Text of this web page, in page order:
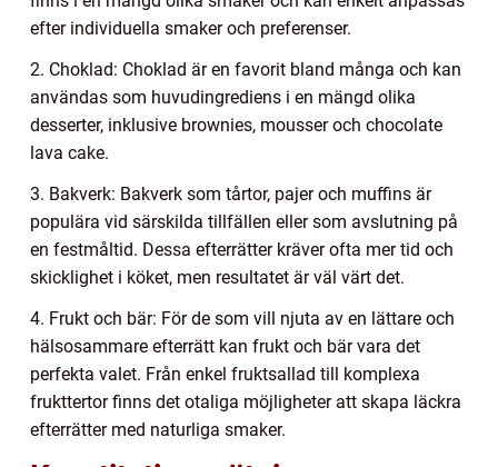
efter individuella smaker och preferenser.
2. Choklad: Choklad är en favorit bland många och kan
användas som huvudingrediens i en mängd olika
desserter, inklusive brownies, mousser och chocolate
lava cake.
3. Bakverk: Bakverk som tårtor, pajer och muffins är
populära vid särskilda tillfällen eller som avslutning på
en festmåltid. Dessa efterrätter kräver ofta mer tid och
skicklighet i köket, men resultatet är väl värt det.
4. Frukt och bär: För de som vill njuta av en lättare och
hälsosammare efterrätt kan frukt och bär vara det
perfekta valet. Från enkel fruktsallad till komplexa
frukttertor finns det otaliga möjligheter att skapa läckra
efterrätter med naturliga smaker.